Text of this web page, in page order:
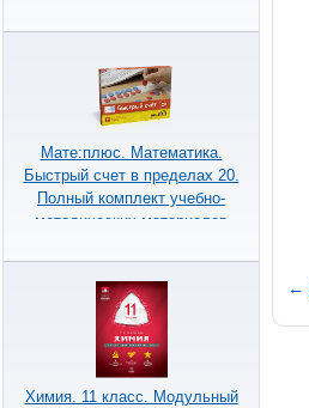
Мате:плюс. Математика.
Быстрый счет в пределах 20.
Полный комплект учебно-
методических материалов
Химия. 11 класс. Модульный
←